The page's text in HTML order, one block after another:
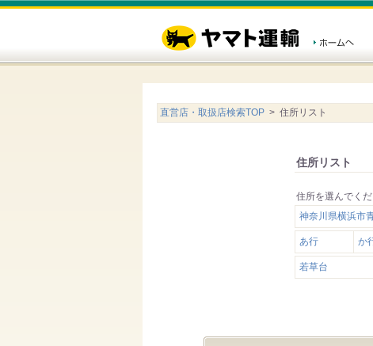
直営店・取扱店検索TOP > 住所リスト
住所リスト
住所を選んでく
神奈川県横浜市
あ行 か
若草台